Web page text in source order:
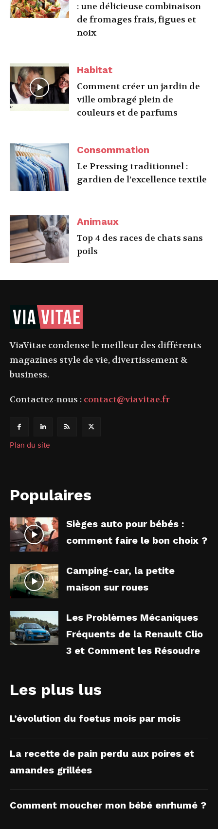
: une délicieuse combinaison
de fromages frais, figues et
noix
Habitat
Comment créer un jardin de
ville ombragé plein de
couleurs et de parfums
Consommation
Le Pressing traditionnel :
gardien de l’excellence textile
Animaux
Top 4 des races de chats sans
poils
ViaVitae condense le meilleur des différents
magazines style de vie, divertissement &
business.
Contactez-nous : contact@viavitae.fr
Plan du site
Populaires
Sièges auto pour bébés :
comment faire le bon choix ?
Camping-car, la petite
maison sur roues
Les Problèmes Mécaniques
Fréquents de la Renault Clio
3 et Comment les Résoudre
Les plus lus
L’évolution du foetus mois par mois
La recette de pain perdu aux poires et
amandes grillées
Comment moucher mon bébé enrhumé ?